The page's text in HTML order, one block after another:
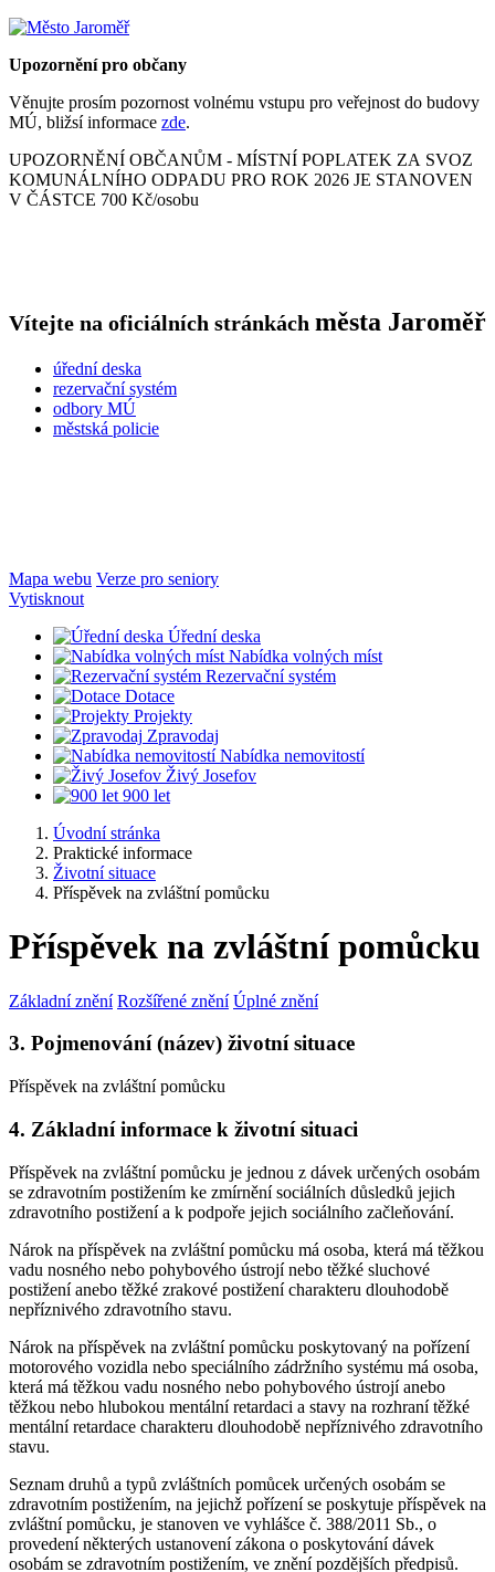
Upozornění pro občany
Věnujte prosím pozornost volnému vstupu pro veřejnost do budovy
MÚ, bližsí informace zde.
UPOZORNĚNÍ OBČANŮM - MÍSTNÍ POPLATEK ZA SVOZ
KOMUNÁLNÍHO ODPADU PRO ROK 2026 JE STANOVEN
V ČÁSTCE 700 Kč/osobu
Vítejte na oficiálních stránkách města Jaroměř
úřední deska
rezervační systém
odbory MÚ
městská policie
Mapa webu Verze pro seniory
Vytisknout
Úřední deska
Nabídka volných míst
Rezervační systém
Dotace
Projekty
Zpravodaj
Nabídka nemovitostí
Živý Josefov
900 let
Úvodní stránka
Praktické informace
Životní situace
Příspěvek na zvláštní pomůcku
Příspěvek na zvláštní pomůcku
Základní znění Rozšířené znění Úplné znění
3. Pojmenování (název) životní situace
Příspěvek na zvláštní pomůcku
4. Základní informace k životní situaci
Příspěvek na zvláštní pomůcku je jednou z dávek určených osobám
se zdravotním postižením ke zmírnění sociálních důsledků jejich
zdravotního postižení a k podpoře jejich sociálního začleňování.
Nárok na příspěvek na zvláštní pomůcku má osoba, která má těžkou
vadu nosného nebo pohybového ústrojí nebo těžké sluchové
postižení anebo těžké zrakové postižení charakteru dlouhodobě
nepříznivého zdravotního stavu.
Nárok na příspěvek na zvláštní pomůcku poskytovaný na pořízení
motorového vozidla nebo speciálního zádržního systému má osoba,
která má těžkou vadu nosného nebo pohybového ústrojí anebo
těžkou nebo hlubokou mentální retardaci a stavy na rozhraní těžké
mentální retardace charakteru dlouhodobě nepříznivého zdravotního
stavu.
Seznam druhů a typů zvláštních pomůcek určených osobám se
zdravotním postižením, na jejichž pořízení se poskytuje příspěvek na
zvláštní pomůcku, je stanoven ve vyhlášce č. 388/2011 Sb., o
provedení některých ustanovení zákona o poskytování dávek
osobám se zdravotním postižením, ve znění pozdějších předpisů.